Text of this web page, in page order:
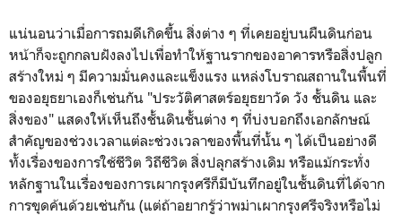
แน่นอนว่าเมื่อการถมดีเกิดขึ้น สิ่งต่าง ๆ ที่เคยอยู่บนผืนดินก่อน
หน้าก็จะถูกกลบฝังลงไปเพื่อทำให้ฐานรากของอาคารหรือสิ่งปลูก
สร้างใหม่ ๆ มีความมั่นคงและแข็งแรง แหล่งโบราณสถานในพื้นที่
ของอยุธยาเองก็เช่นกัน "ประวัติศาสตร์อยุธยาวัด วัง ชั้นดิน และ
สิ่งของ" แสดงให้เห็นถึงชั้นดินชั้นต่าง ๆ ที่บ่งบอกถึงเอกลักษณ์
สำคัญของช่วงเวลาแต่ละช่วงเวลาของพื้นที่นั้น ๆ ได้เป็นอย่างดี
ทั้งเรื่องของการใช้ชีวิต วิถีชีวิต สิ่งปลุกสร้างเดิม หรือแม้กระทั่ง
หลักฐานในเรื่องของการเผากรุงศรีก็มีบันทึกอยู่ในชั้นดินที่ได้จาก
การขุดค้นด้วยเช่นกัน (แต่ถ้าอยากรู้ว่าพม่าเผากรุงศรีจริงหรือไม่